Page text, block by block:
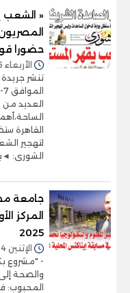
« الشعب
حضورا
الأربعاء 06/أغسطس/2025 - 12:07 م
تنشر
العديد من
القاهرة
لتهجير
الشورى:
جامعة
المركز
2025
الإثنين 04/أغسطس/2025 - 05:06 م
- "مشروع
والصحة
المحبوب: